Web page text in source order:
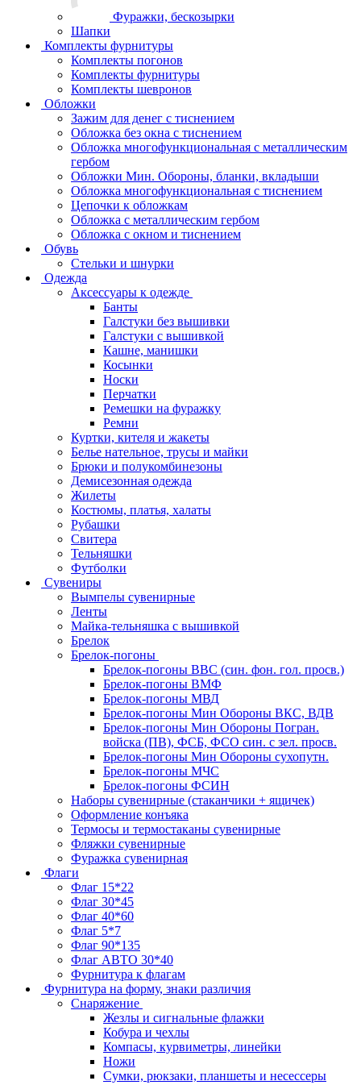
Фуражки, бескозырки
Шапки
Комплекты фурнитуры
Комплекты погонов
Комплекты фурнитуры
Комплекты шевронов
Обложки
Зажим для денег с тиснением
Обложка без окна с тиснением
Обложка многофункциональная с металлическим
гербом
Обложки Мин. Обороны, бланки, вкладыши
Обложка многофункциональная с тиснением
Цепочки к обложкам
Обложка с металлическим гербом
Обложка с окном и тиснением
Обувь
Стельки и шнурки
Одежда
Аксессуары к одежде
Банты
Галстуки без вышивки
Галстуки с вышивкой
Кашне, манишки
Косынки
Носки
Перчатки
Ремешки на фуражку
Ремни
Куртки, кителя и жакеты
Белье нательное, трусы и майки
Брюки и полукомбинезоны
Демисезонная одежда
Жилеты
Костюмы, платья, халаты
Рубашки
Свитера
Тельняшки
Футболки
Сувениры
Вымпелы сувенирные
Ленты
Майка-тельняшка с вышивкой
Брелок
Брелок-погоны
Брелок-погоны ВВС (син. фон. гол. просв.)
Брелок-погоны ВМФ
Брелок-погоны МВД
Брелок-погоны Мин Обороны ВКС, ВДВ
Брелок-погоны Мин Обороны Погран.
войска (ПВ), ФСБ, ФСО син. с зел. просв.
Брелок-погоны Мин Обороны сухопутн.
Брелок-погоны МЧС
Брелок-погоны ФСИН
Наборы сувенирные (стаканчики + ящичек)
Оформление конъяка
Термосы и термостаканы сувенирные
Фляжки сувенирные
Фуражка сувенирная
Флаги
Флаг 15*22
Флаг 30*45
Флаг 40*60
Флаг 5*7
Флаг 90*135
Флаг АВТО 30*40
Фурнитура к флагам
Фурнитура на форму, знаки различия
Снаряжение
Жезлы и сигнальные флажки
Кобура и чехлы
Компасы, курвиметры, линейки
Ножи
Сумки, рюкзаки, планшеты и несессеры